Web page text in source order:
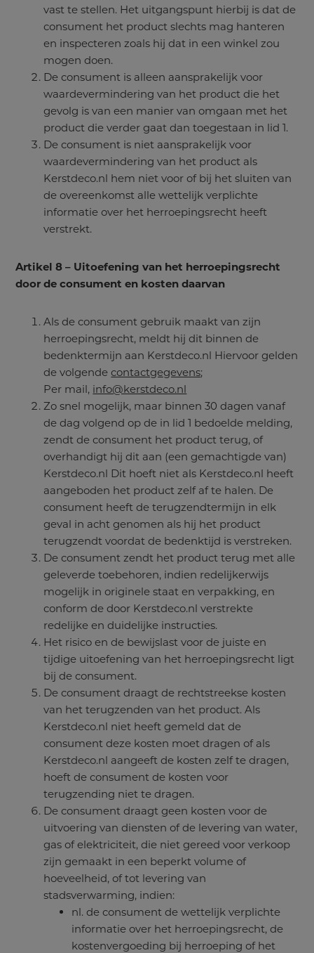
vast te stellen. Het uitgangspunt hierbij is dat de
consument het product slechts mag hanteren
en inspecteren zoals hij dat in een winkel zou
mogen doen.
De consument is alleen aansprakelijk voor
waardevermindering van het product die het
gevolg is van een manier van omgaan met het
product die verder gaat dan toegestaan in lid 1.
De consument is niet aansprakelijk voor
waardevermindering van het product als
Kerstdeco.nl hem niet voor of bij het sluiten van
de overeenkomst alle wettelijk verplichte
informatie over het herroepingsrecht heeft
verstrekt.
Artikel 8 – Uitoefening van het herroepingsrecht
door de consument en kosten daarvan
Als de consument gebruik maakt van zijn
herroepingsrecht, meldt hij dit binnen de
bedenktermijn aan Kerstdeco.nl Hiervoor gelden
de volgende contactgegevens;
Per mail, info@kerstdeco.nl
Zo snel mogelijk, maar binnen 30 dagen vanaf
de dag volgend op de in lid 1 bedoelde melding,
zendt de consument het product terug, of
overhandigt hij dit aan (een gemachtigde van)
Kerstdeco.nl Dit hoeft niet als Kerstdeco.nl heeft
aangeboden het product zelf af te halen. De
consument heeft de terugzendtermijn in elk
geval in acht genomen als hij het product
terugzendt voordat de bedenktijd is verstreken.
De consument zendt het product terug met alle
geleverde toebehoren, indien redelijkerwijs
mogelijk in originele staat en verpakking, en
conform de door Kerstdeco.nl verstrekte
redelijke en duidelijke instructies.
Het risico en de bewijslast voor de juiste en
tijdige uitoefening van het herroepingsrecht ligt
bij de consument.
De consument draagt de rechtstreekse kosten
van het terugzenden van het product. Als
Kerstdeco.nl niet heeft gemeld dat de
consument deze kosten moet dragen of als
Kerstdeco.nl aangeeft de kosten zelf te dragen,
hoeft de consument de kosten voor
terugzending niet te dragen.
De consument draagt geen kosten voor de
uitvoering van diensten of de levering van water,
gas of elektriciteit, die niet gereed voor verkoop
zijn gemaakt in een beperkt volume of
hoeveelheid, of tot levering van
stadsverwarming, indien:
nl. de consument de wettelijk verplichte
informatie over het herroepingsrecht, de
kostenvergoeding bij herroeping of het